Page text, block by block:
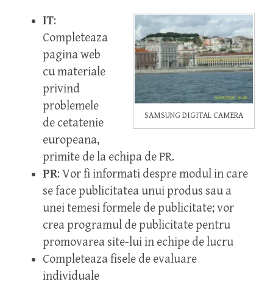
SAMSUNG DIGITAL CAMERA
IT:
Completeaza
pagina web
cu materiale
privind
problemele
de cetatenie
europeana,
primite de la echipa de PR.
PR: Vor fi informati despre modul in care
se face publicitatea unui produs sau a
unei temesi formele de publicitate; vor
crea programul de publicitate pentru
promovarea site-lui in echipe de lucru
Completeaza fisele de evaluare
individuale